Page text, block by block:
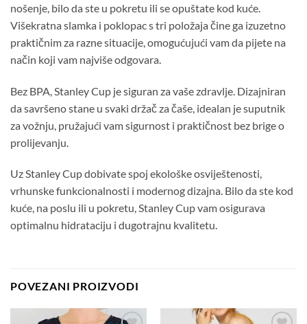
nošenje, bilo da ste u pokretu ili se opuštate kod kuće.
Višekratna slamka i poklopac s tri položaja čine ga izuzetno
praktičnim za razne situacije, omogućujući vam da pijete na
način koji vam najviše odgovara.
Bez BPA, Stanley Cup je siguran za vaše zdravlje. Dizajniran
da savršeno stane u svaki držač za čaše, idealan je suputnik
za vožnju, pružajući vam sigurnost i praktičnost bez brige o
prolijevanju.
Uz Stanley Cup dobivate spoj ekološke osviještenosti,
vrhunske funkcionalnosti i modernog dizajna. Bilo da ste kod
kuće, na poslu ili u pokretu, Stanley Cup vam osigurava
optimalnu hidrataciju i dugotrajnu kvalitetu.
POVEZANI PROIZVODI